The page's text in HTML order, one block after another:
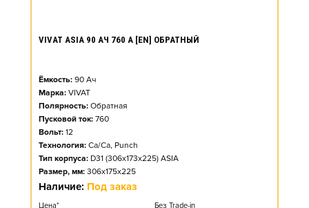
VIVAT ASIA 90 АЧ 760 А [EN] ОБРАТНЫЙ
Ёмкость: 90 Ач
Марка: VIVAT
Полярность: Обратная
Пусковой ток: 760
Вольт: 12
Технология: Ca/Ca, Punch
Тип корпуса: D31 (306x173x225) ASIA
Размер, мм: 306x175x225
Наличие: Под заказ
Цена* Без Trade-in